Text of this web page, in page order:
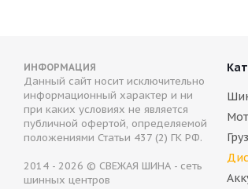
ИНФОРМАЦИЯ
Данный сайт носит исключительно
информационный характер и ни
при каких условиях не является
публичной офертой, определяемой
положениями Статьи 437 (2) ГК РФ.
2014 - 2026 © СВЕЖАЯ ШИНА - сеть
шинных центров